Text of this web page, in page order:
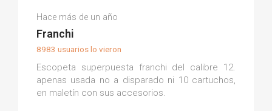
Manuel S.
Hace más de un año
Franchi
8983 usuarios lo vieron
Escopeta superpuesta franchi del calibre 12.
apenas usada no a disparado ni 10 cartuchos,
en maletín con sus accesorios.